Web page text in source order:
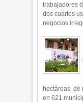
trabajadores
dos cuartos
negocios
hectáreas de
en 621